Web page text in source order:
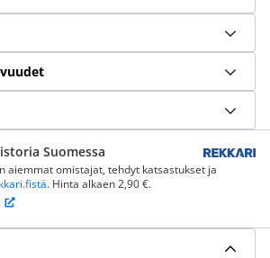
Suomessa
aiemmat omistajat, tehdyt katsastukset ja
. Hinta alkaen 2,90 €.